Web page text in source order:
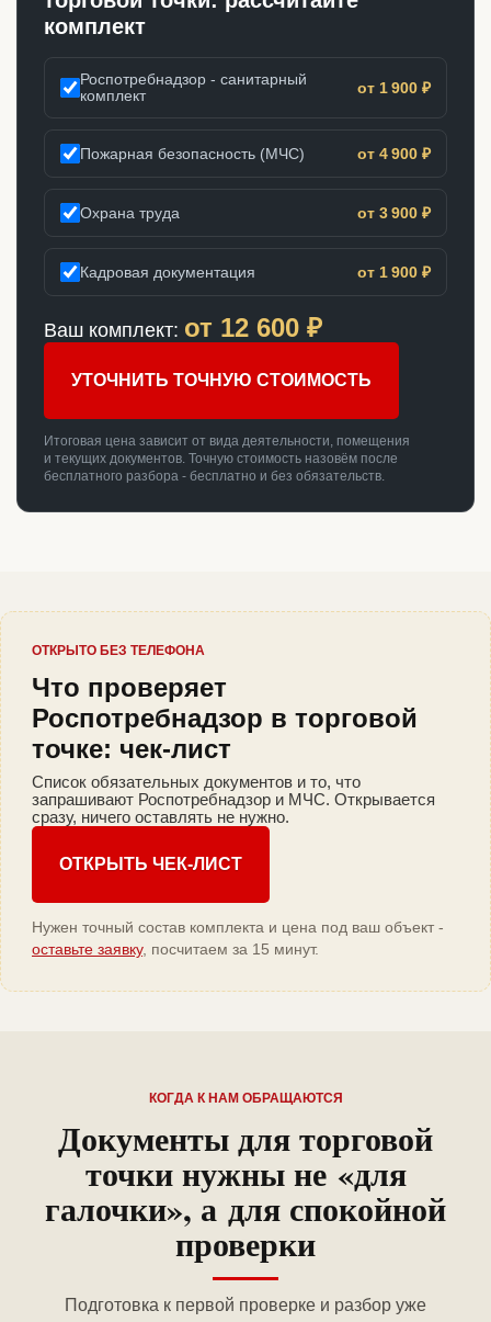
комплект
Роспотребнадзор - санитарный
комплект
от 1 900 ₽
Пожарная безопасность (МЧС) от 4 900 ₽
Охрана труда от 3 900 ₽
Кадровая документация от 1 900 ₽
Ваш комплект: от 12 600 ₽
УТОЧНИТЬ ТОЧНУЮ СТОИМОСТЬ
Итоговая цена зависит от вида деятельности, помещения
и текущих документов. Точную стоимость назовём после
бесплатного разбора - бесплатно и без обязательств.
ОТКРЫТО БЕЗ ТЕЛЕФОНА
Что проверяет
Роспотребнадзор в торговой
точке: чек-лист
Список обязательных документов и то, что
запрашивают Роспотребнадзор и МЧС. Открывается
сразу, ничего оставлять не нужно.
ОТКРЫТЬ ЧЕК-ЛИСТ
Нужен точный состав комплекта и цена под ваш объект -
оставьте заявку, посчитаем за 15 минут.
КОГДА К НАМ ОБРАЩАЮТСЯ
Документы для торговой
точки нужны не «для
галочки», а для спокойной
проверки
Подготовка к первой проверке и разбор уже